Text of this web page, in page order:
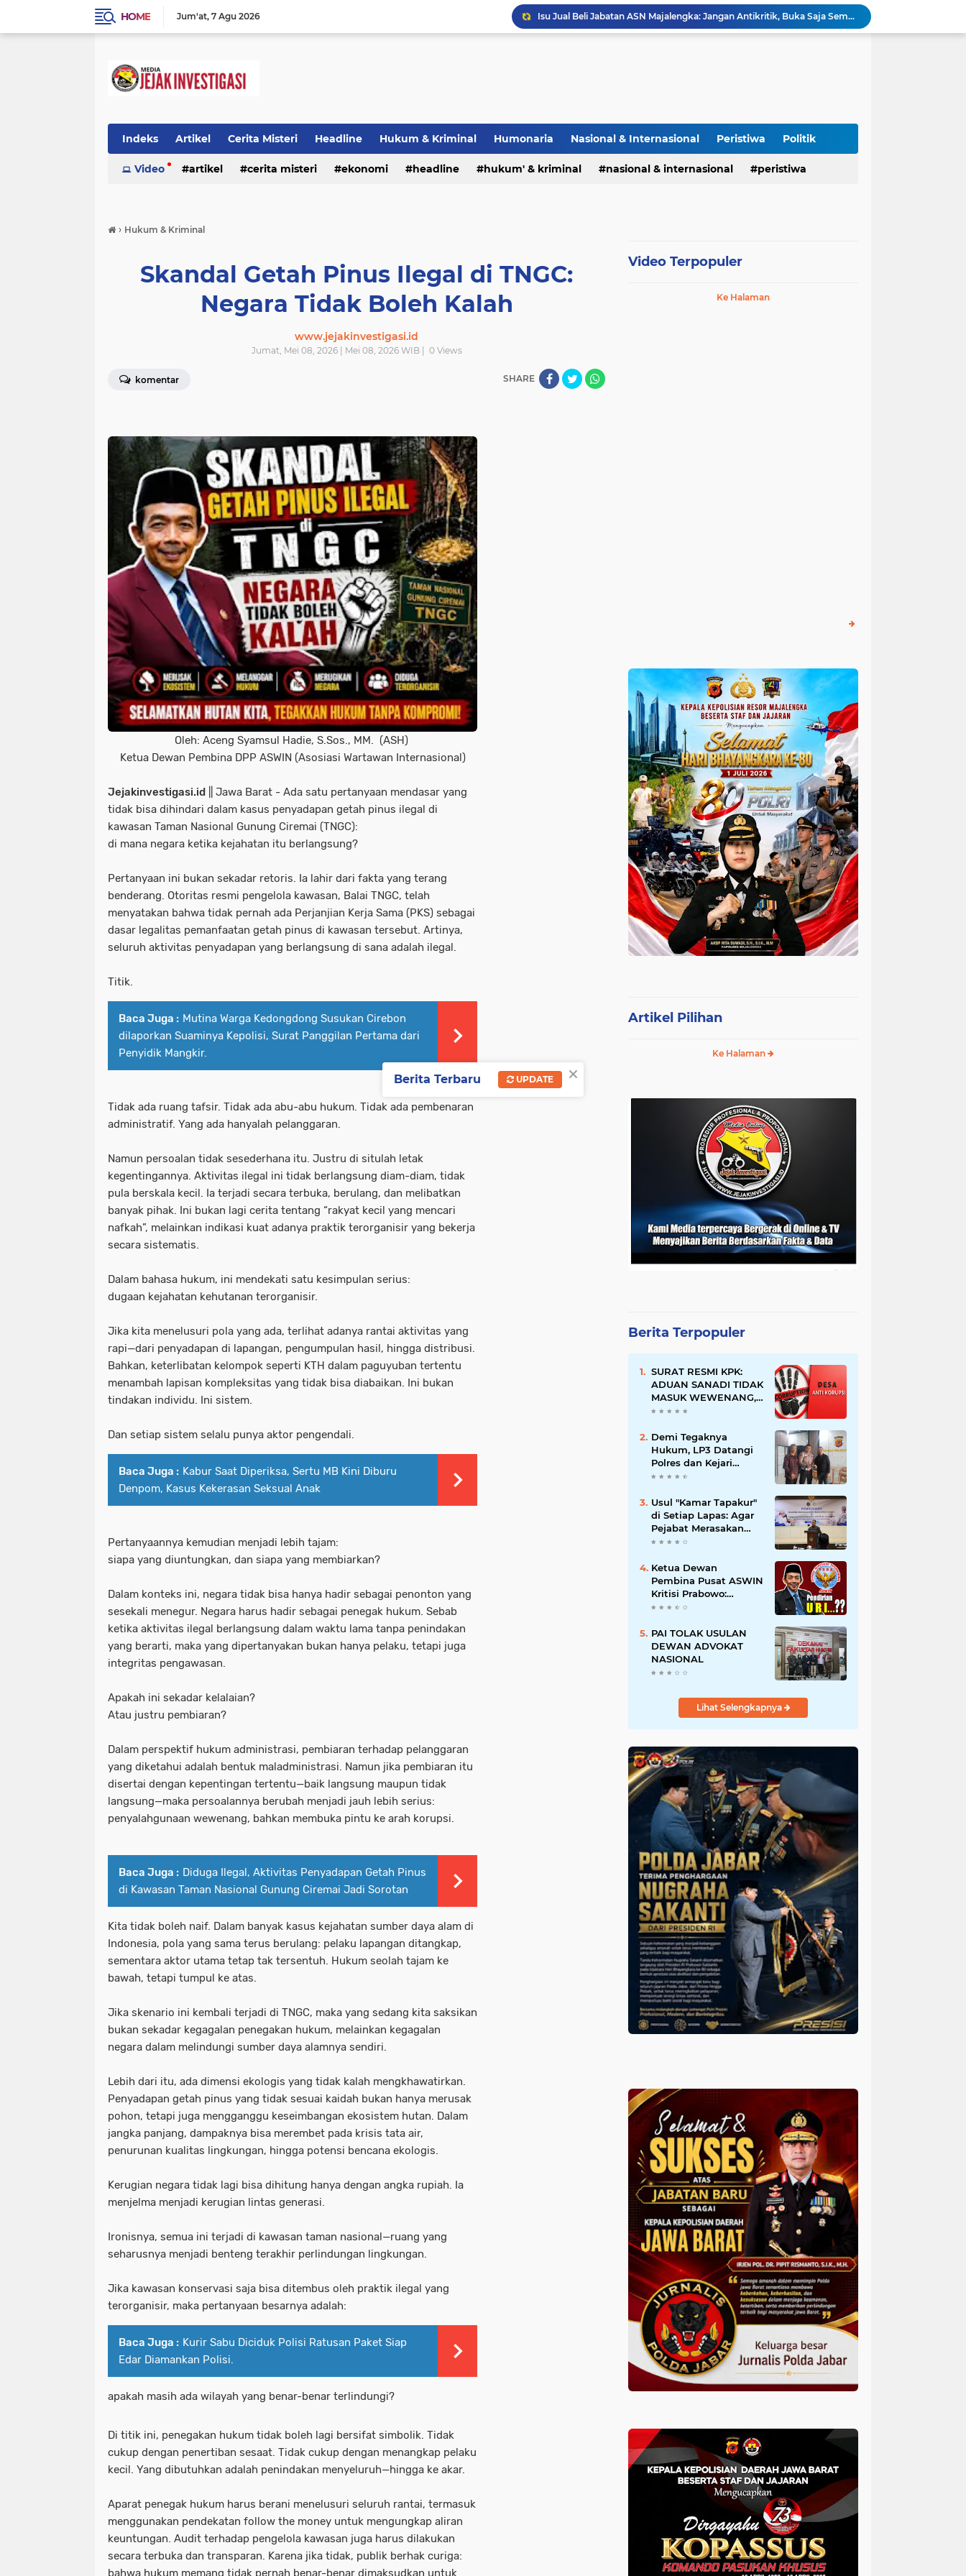
HOME Jum'at 7 Agu 2026
Asah Fisik Dan Mental Prajurit, Kodim 0808/Blitar Gelar Uji Kenaikan Tingkat Pencak Silat Militer
Kasus Narkoba di Subang, Polisi Amankan 26 Tersangka Pengungkapan kasus narkoba Polres Subang
PAI dan 19 Organisasi Advokat Tolak Dewan Advokat Nasional, Sultan Junaidi: Jangan Ada Intervensi, Kembalikan Marwah Advokat
Indeks Artikel Cerita Misteri Headline Hukum & Kriminal Humonaria Nasional & Internasional Peristiwa Politik
Prestasi Ragam Info Seputar Daerah TNI & POLRI UU Pers
Video artikel cerita misteri ekonomi headline hukum' & kriminal nasional & internasional peristiwa
› Hukum & Kriminal
Skandal Getah Pinus Ilegal di TNGC:
Negara Tidak Boleh Kalah
www.jejakinvestigasi.id
Jumat, Mei 08, 2026 | Mei 08, 2026 WIB | 0Views
komentar SHARE
Oleh: Aceng Syamsul Hadie, S.Sos., MM. (ASH)
Ketua Dewan Pembina DPP ASWIN (Asosiasi Wartawan Internasional)
Jejakinvestigasi.id || Jawa Barat - Ada satu pertanyaan mendasar yang
tidak bisa dihindari dalam kasus penyadapan getah pinus ilegal di
kawasan Taman Nasional Gunung Ciremai (TNGC):
di mana negara ketika kejahatan itu berlangsung?
Pertanyaan ini bukan sekadar retoris. Ia lahir dari fakta yang terang
benderang. Otoritas resmi pengelola kawasan, Balai TNGC, telah
menyatakan bahwa tidak pernah ada Perjanjian Kerja Sama (PKS) sebagai
dasar legalitas pemanfaatan getah pinus di kawasan tersebut. Artinya,
seluruh aktivitas penyadapan yang berlangsung di sana adalah ilegal.
Titik.
Baca Juga : Mutina Warga Kedongdong Susukan Cirebon
dilaporkan Suaminya Kepolisi, Surat Panggilan Pertama dari
Penyidik Mangkir.
Tidak ada ruang tafsir. Tidak ada abu-abu hukum. Tidak ada pembenaran
administratif. Yang ada hanyalah pelanggaran.
Namun persoalan tidak sesederhana itu. Justru di situlah letak
kegentingannya. Aktivitas ilegal ini tidak berlangsung diam-diam, tidak
pula berskala kecil. Ia terjadi secara terbuka, berulang, dan melibatkan
banyak pihak. Ini bukan lagi cerita tentang “rakyat kecil yang mencari
nafkah”, melainkan indikasi kuat adanya praktik terorganisir yang bekerja
secara sistematis.
Dalam bahasa hukum, ini mendekati satu kesimpulan serius:
dugaan kejahatan kehutanan terorganisir.
Jika kita menelusuri pola yang ada, terlihat adanya rantai aktivitas yang
rapi—dari penyadapan di lapangan, pengumpulan hasil, hingga distribusi.
Bahkan, keterlibatan kelompok seperti KTH dalam paguyuban tertentu
menambah lapisan kompleksitas yang tidak bisa diabaikan. Ini bukan
tindakan individu. Ini sistem.
Dan setiap sistem selalu punya aktor pengendali.
Baca Juga : Kabur Saat Diperiksa, Sertu MB Kini Diburu
Denpom, Kasus Kekerasan Seksual Anak
Pertanyaannya kemudian menjadi lebih tajam:
siapa yang diuntungkan, dan siapa yang membiarkan?
Dalam konteks ini, negara tidak bisa hanya hadir sebagai penonton yang
sesekali menegur. Negara harus hadir sebagai penegak hukum. Sebab
ketika aktivitas ilegal berlangsung dalam waktu lama tanpa penindakan
yang berarti, maka yang dipertanyakan bukan hanya pelaku, tetapi juga
integritas pengawasan.
Apakah ini sekadar kelalaian?
Atau justru pembiaran?
Dalam perspektif hukum administrasi, pembiaran terhadap pelanggaran
yang diketahui adalah bentuk maladministrasi. Namun jika pembiaran itu
disertai dengan kepentingan tertentu—baik langsung maupun tidak
langsung—maka persoalannya berubah menjadi jauh lebih serius:
penyalahgunaan wewenang, bahkan membuka pintu ke arah korupsi.
Baca Juga : Diduga Ilegal, Aktivitas Penyadapan Getah Pinus
di Kawasan Taman Nasional Gunung Ciremai Jadi Sorotan
Kita tidak boleh naif. Dalam banyak kasus kejahatan sumber daya alam di
Indonesia, pola yang sama terus berulang: pelaku lapangan ditangkap,
sementara aktor utama tetap tak tersentuh. Hukum seolah tajam ke
bawah, tetapi tumpul ke atas.
Jika skenario ini kembali terjadi di TNGC, maka yang sedang kita saksikan
bukan sekadar kegagalan penegakan hukum, melainkan kegagalan
negara dalam melindungi sumber daya alamnya sendiri.
Lebih dari itu, ada dimensi ekologis yang tidak kalah mengkhawatirkan.
Penyadapan getah pinus yang tidak sesuai kaidah bukan hanya merusak
pohon, tetapi juga mengganggu keseimbangan ekosistem hutan. Dalam
jangka panjang, dampaknya bisa merembet pada krisis tata air,
penurunan kualitas lingkungan, hingga potensi bencana ekologis.
Kerugian negara tidak lagi bisa dihitung hanya dengan angka rupiah. Ia
menjelma menjadi kerugian lintas generasi.
Ironisnya, semua ini terjadi di kawasan taman nasional—ruang yang
seharusnya menjadi benteng terakhir perlindungan lingkungan.
Jika kawasan konservasi saja bisa ditembus oleh praktik ilegal yang
terorganisir, maka pertanyaan besarnya adalah:
Baca Juga : Kurir Sabu Diciduk Polisi Ratusan Paket Siap
Edar Diamankan Polisi.
apakah masih ada wilayah yang benar-benar terlindungi?
Di titik ini, penegakan hukum tidak boleh lagi bersifat simbolik. Tidak
cukup dengan penertiban sesaat. Tidak cukup dengan menangkap pelaku
kecil. Yang dibutuhkan adalah penindakan menyeluruh—hingga ke akar.
Aparat penegak hukum harus berani menelusuri seluruh rantai, termasuk
menggunakan pendekatan follow the money untuk mengungkap aliran
keuntungan. Audit terhadap pengelola kawasan juga harus dilakukan
secara terbuka dan transparan. Karena jika tidak, publik berhak curiga:
bahwa hukum memang tidak pernah benar-benar dimaksudkan untuk
Video Terpopuler
Ke Halaman
Artikel Pilihan
Ke Halaman
Berita Terpopuler
SURAT RESMI KPK:
ADUAN SANADI TIDAK
MASUK WEWENANG,
DESA BABAKAN
DESA ANTI KORUPSI
OLEH KEJAKSAAN
Demi Tegaknya
Hukum, LP3 Datangi
Polres dan Kejari
Majalengka; Minta
Proporsional:
Restoratif untuk
Lemah, Tegas untuk
Narkoba & Oknum
Usul "Kamar Tapakur"
di Setiap Lapas: Agar
Pejabat Merasakan
Suasana Penjara, Tak
Menyalahgunakan
Amanah
Ketua Dewan
Pembina Pusat ASWIN
Kritisi Prabowo:
Evaluasi Pendirian
Mendesak Sebaiknya
Dibatalkan
PAI TOLAK USULAN
DEWAN ADVOKAT
NASIONAL
Lihat Selengkapnya
×
Berita Terbaru UPDATE